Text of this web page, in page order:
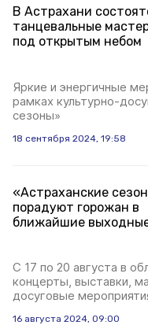
В Астрахани
танцевальные
под открытым небом
Яркие и энергичные
рамках культурно-
сезоны»
18 сентября 2024, 19:58
«Астраханские
порадуют горожан в
ближайшие
С 17 по 20 августа в
концерты, выставки,
досуговые
16 августа 2024, 09:00